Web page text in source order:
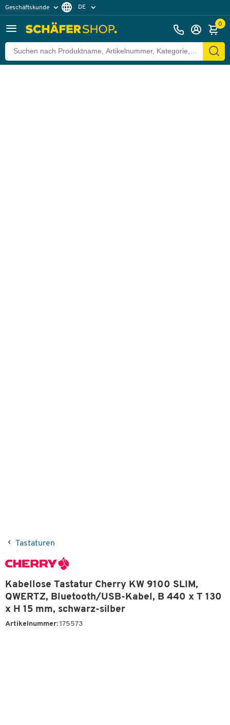
Geschäftskunde DE
0
Tastaturen
Kabellose Tastatur Cherry KW 9100 SLIM,
QWERTZ, Bluetooth/USB-Kabel, B 440 x T 130
x H 15 mm, schwarz-silber
Artikelnummer: 175573
Zurück